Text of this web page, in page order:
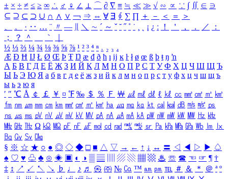
± × ÷ ≠ ≤ ≥ ∞ ∴ ♂ ♀ ∠ ⊥ ⌒ ∂ ∇ ≡ ≒ ≪ ≫ √ ∽ ∝ ∵ ∫ ∬ ∈ ∋
⊆ ⊇ ⊂ ⊃ ∪ ∩ ∧ ∨ ￢ ⇒ ⇔ ∀ ∃ ∮ ∑ ∏ ＋ － ＜ ＝
＞
、
。 · ‥ … ¨ 〃 ― ＼ ∼ ´ ～ ˇ ˘ ˝ ˚ ˙ ¸ ¡ ¿ ː ！ ＇ ， ． ／
：
；
？ ＾ ｀
½ ⅓ ⅔ ¼ ¾ ⅛ ⅜ ⅝ ⅞ ¹ ² ³ ⁴ ⁿ ₁ ₂ ₃ ₄
Æ Ð Ħ Ĳ Ł Ø Œ Þ Ŧ Ŋ æ đ ð ħ ı ĳ ĸ ŀ ł ø œ ß þ ŧ ŋ ŉ
А Б В Г Д Е Ё Ж З И Й К Л М Н О П Р С Т У Ф Х Ц Ч Ш Щ Ъ
Ы Ь Э Ю Я а б в г д е ё ж з и й к л м н о п р с т у ф х ц ч ш щ ъ
ы ь э ю я
′ ″ ℃ Å ￠ ￡ ￥ ¤ ℉ ‰ ＄ ％ Ｆ ￦ ㎕ ㎖ ㎗ ℓ ㎘ ㏄ ㎣ ㎤ ㎥ ㎦
㎙ ㎚ ㎛ ㎜ ㎝ ㎞ ㎟ ㎠ ㎡ ㎢ ㏊ ㎍ ㎎ ㎏ ㏏ ㎈ ㎉ ㏈ ㎧ ㎨ ㎰
㎱ ㎲ ㎳ ㎴ ㎵ ㎶ ㎷ ㎸ ㎹ ㎀ ㎁ ㎂ ㎃ ㎄ ㎺ ㎻ ㎽ ㎾ ㎿ ㎐ ㎑
㎒ ㎓ ㎔ Ω ㏀ ㏁ ㎊ ㎋ ㎌ ㏖ ㏅ ㎭ ㎮ ㎯ ㏛ ㎩ ㎪ ㎫ ㎬ ㏝ ㏐
㏓
㏃ ㏉ ㏜ ㏆
§ ※ ☆ ★ ○ ● ◎ ◇ ◆ □ ■ △ ▽ → ← ↑ ↓ ↔ 〓 ◁ ◀ ▷ ▶ ♤
♠ ♡ ♥ ♧ ♣ ⊙ ◈ ▣ ◐ ◑ ▒ ▤ ▨ ▧ ▦ ▩ ♨ ☏ ☎ ☜ ☞ ¶ †
‡ ↕ ↗ ↙ ↖ ↘ ♭ ♩ ♪ ♬ ㉿ ㈜ № ㏇ ™ ㏂ ㏘ ℡ ＃ ＆ ＊ ＠ ª º